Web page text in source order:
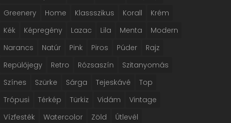
Greenery
Home Klassszikus Korall
Krém
Kék
Képregény Lazac Lila Menta
Modern
Narancs
Natúr Pink Piros Púder
Rajz
Repülőjegy
Retro Rózsaszín
Szitanyomás
Színes
Szürke Sárga Tejeskávé
Top
Trópusi
Térkép Türkiz Vidám
Vintage
Vízfesték
Watercolor Zöld Útlevél